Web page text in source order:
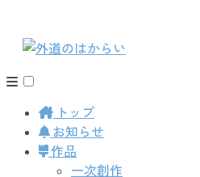
トップ
お知らせ
作品
一次創作